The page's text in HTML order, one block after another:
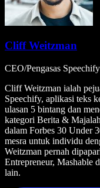
Cliff Weitzman
CEO/Pengasas Speechify
Cliff Weitzman ialah
Speechify, aplikasi teks
ulasan 5 bintang dan
kategori Berita &
dalam Forbes 30 Under
mesra untuk individu
Weitzman pernah
Entrepreneur, Mashable
lain.